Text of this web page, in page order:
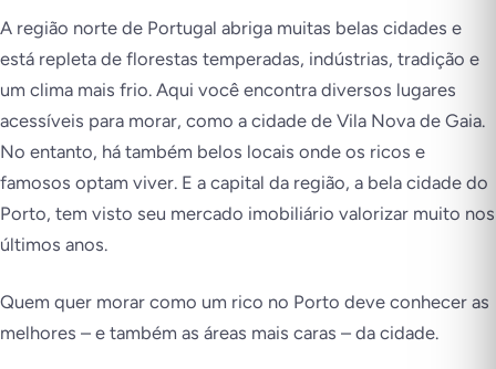
A região norte de Portugal abriga muitas belas cidades e
está repleta de florestas temperadas, indústrias, tradição e
um clima mais frio. Aqui você encontra diversos lugares
acessíveis para morar, como a cidade de Vila Nova de Gaia.
No entanto, há também belos locais onde os ricos e
famosos optam viver. E a capital da região, a bela cidade do
Porto, tem visto seu mercado imobiliário valorizar muito nos
últimos anos.
Quem quer morar como um rico no Porto deve conhecer as
melhores – e também as áreas mais caras – da cidade.